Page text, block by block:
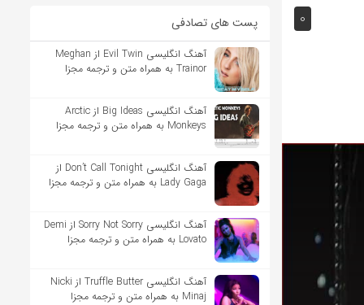
0 پست های تصادفی
آهنگ انگلیسی Evil Twin از Meghan
Trainor به همراه متن و ترجمه مجزا
آهنگ انگلیسی Big Ideas از Arctic
Monkeys به همراه متن و ترجمه مجزا
آهنگ انگلیسی Don’t Call Tonight از
Lady Gaga به همراه متن و ترجمه مجزا
آهنگ انگلیسی Sorry Not Sorry از Demi
Lovato به همراه متن و ترجمه مجزا
آهنگ انگلیسی Truffle Butter از Nicki
Minaj به همراه متن و ترجمه مجزا